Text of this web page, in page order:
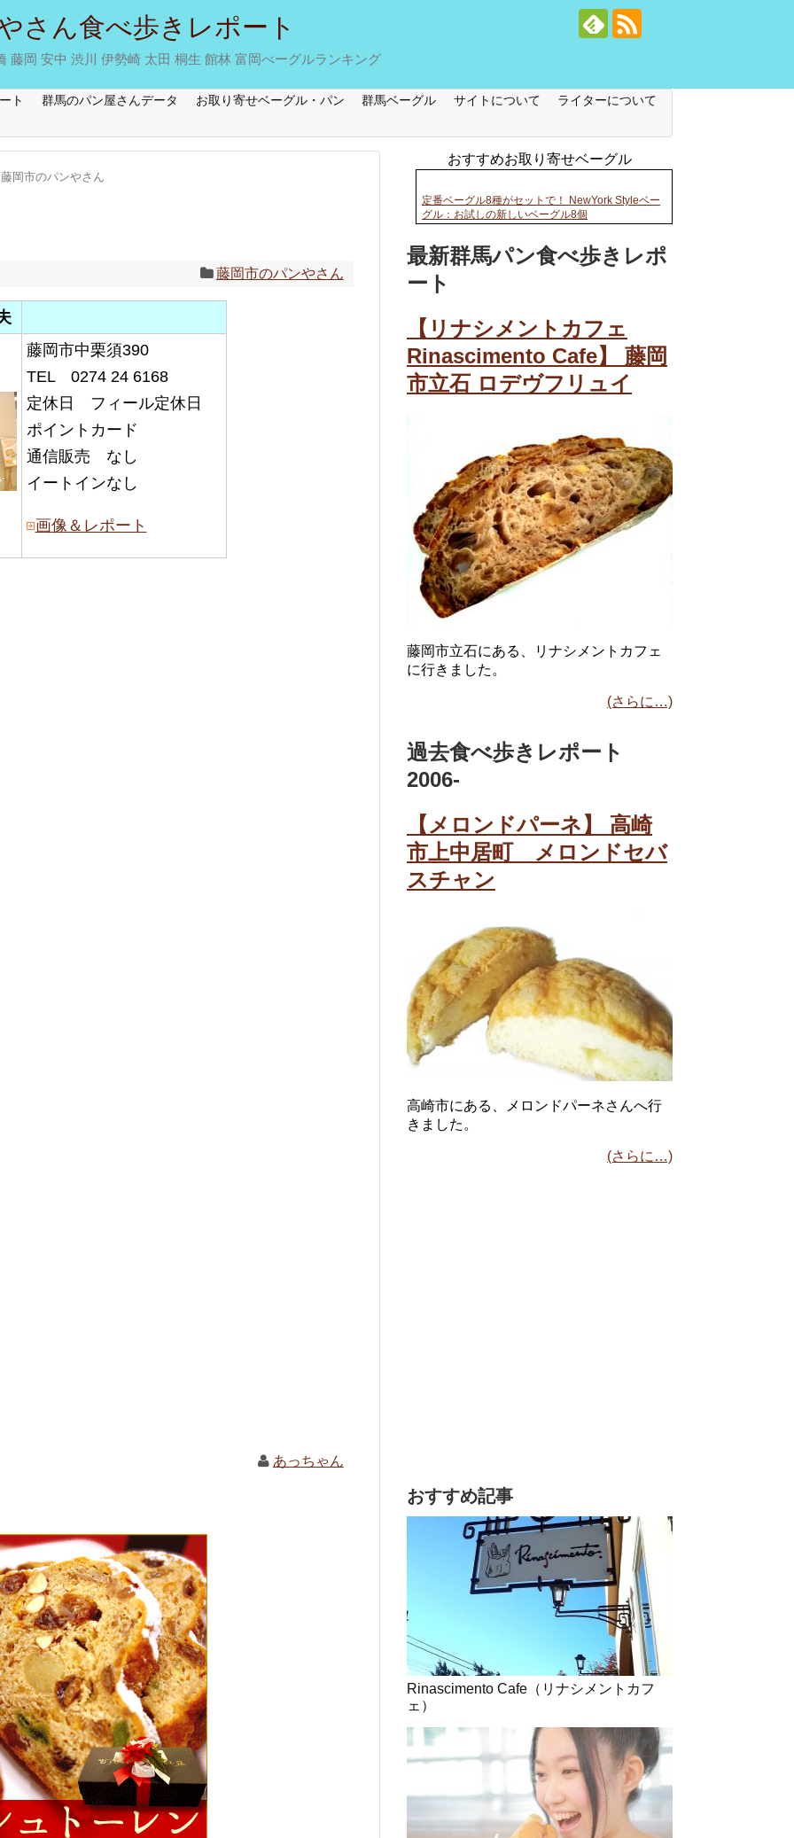
さん食べ歩きレポート
藤岡 安中 渋川 伊勢崎 太田 桐生 館林 富岡べーグルランキング
ト 群馬のパン屋さんデータ お取り寄せベーグル・パン 群馬ベーグル サイトについて ライターについて
藤岡市のパンやさん
藤岡市のパンやさん
藤岡市中栗須390
TEL 0274 24 6168
定休日 フィール定休日
ポイントカード
通信販売 なし
イートインなし
画像＆レポート
あっちゃん
おすすめお取り寄せベーグル
定番ベーグル8種がセットで！ NewYork Styleベー
グル：お試しの新しいベーグル8個
最新群馬パン食べ歩きレポ
ート
【リナシメントカフェ
Rinascimento Cafe】 藤岡
市立石 ロデヴフリュイ
藤岡市立石にある、リナシメントカフェ
に行きました。
(さらに…)
過去食べ歩きレポート
2006-
【メロンドパーネ】 高崎
市上中居町 メロンドセバ
スチャン
高崎市にある、メロンドパーネさんへ行
きました。
(さらに…)
おすすめ記事
Rinascimento Cafe（リナシメントカフ
ェ）